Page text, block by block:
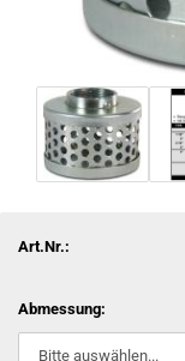
Art.Nr.:
Abmessung: